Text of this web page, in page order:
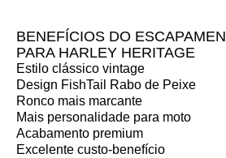
BENEFÍCIOS DO
PARA HARLEY HERITAGE
Estilo clássico vintage
Design FishTail Rabo de Peixe
Ronco mais marcante
Mais personalidade para moto
Acabamento premium
Excelente custo-benefício